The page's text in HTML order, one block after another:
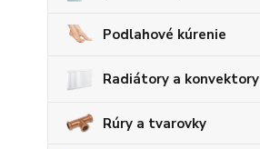
Podlahové kúrenie
Radiátory a konvektory
Rúry a tvarovky